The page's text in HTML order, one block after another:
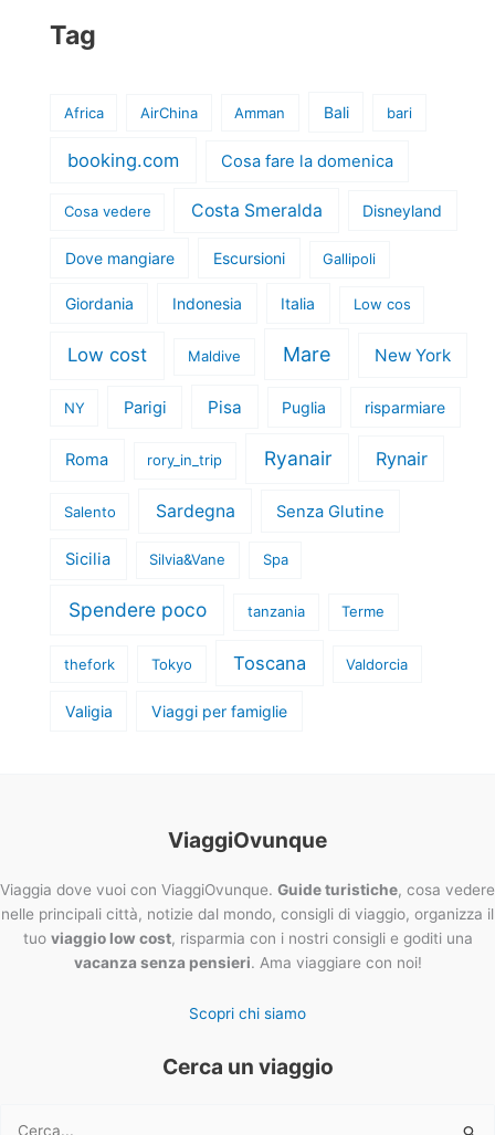
Tag
Africa AirChina Amman Bali bari
booking.com Cosa fare la domenica
Cosa vedere Costa Smeralda Disneyland
Dove mangiare Escursioni Gallipoli
Giordania Indonesia Italia Low cos
Low cost Maldive Mare New York
NY Parigi Pisa Puglia risparmiare
Roma rory_in_trip Ryanair Rynair
Salento Sardegna Senza Glutine
Sicilia Silvia&Vane Spa
Spendere poco tanzania Terme
thefork Tokyo Toscana Valdorcia
Valigia Viaggi per famiglie
ViaggiOvunque
Viaggia dove vuoi con ViaggiOvunque. Guide turistiche, cosa vedere
nelle principali città, notizie dal mondo, consigli di viaggio, organizza il
tuo viaggio low cost, risparmia con i nostri consigli e goditi una
vacanza senza pensieri. Ama viaggiare con noi!
Scopri chi siamo
Cerca un viaggio